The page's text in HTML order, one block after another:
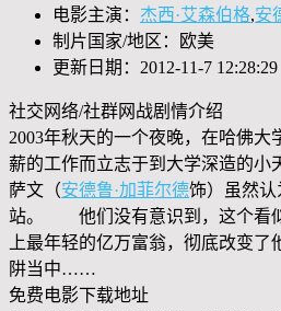
电影主演： 杰西·艾森伯格,安
制片国家/地区：欧美
更新日期：2012-11-7 12:28:29
社交网络/社群网战剧情介绍
2003年秋天的一个夜晚，在哈佛大
薪的工作而立志于到大学深造的
萨文（安德鲁·加菲尔德饰）虽然认
站。 他们没有意识到，这个看似
上最年轻的亿万富翁，彻底改变
阱当中……
免费电影下载地址